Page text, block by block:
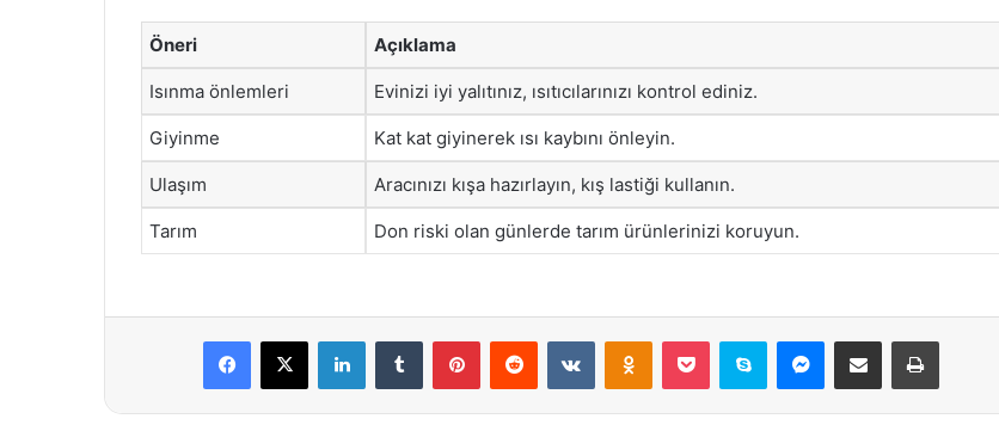
Öneri Açıklama
Isınma önlemleri Evinizi iyi yalıtınız, ısıtıcılarınızı kontrol ediniz.
Giyinme Kat kat giyinerek ısı kaybını önleyin.
Ulaşım Aracınızı kışa hazırlayın, kış lastiği kullanın.
Tarım Don riski olan günlerde tarım ürünlerinizi koruyun.
Facebook
X LinkedInTumblr PinterestReddit VKontakteOdnoklassniki
Pocket Skype Messenger
E-Posta ile paylaş Yazdır